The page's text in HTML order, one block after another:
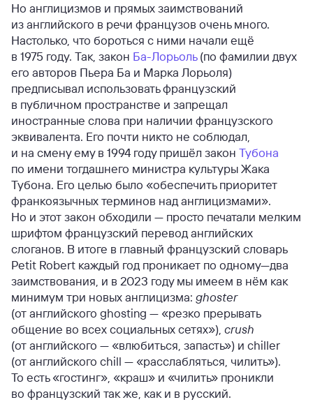
Но англицизмов и прямых заимствований
из английского в речи французов очень много.
Настолько, что бороться с ними начали ещё
в 1975 году. Так, закон Ба-Лорьоль(по фамилии двух
его авторов Пьера Ба и Марка Лорьоля)
предписывал использовать французский
в публичном пространстве и запрещал
иностранные слова при наличии французского
эквивалента. Его почти никто не соблюдал,
и на смену ему в 1994 году пришёл закон Тубона
по имени тогдашнего министра культуры Жака
Тубона. Его целью было «обеспечить приоритет
франкоязычных терминов над англицизмами».
Но и этот закон обходили — просто печатали мелким
шрифтом французский перевод английских
слоганов. В итоге в главный французский словарь
Petit Robert каждый год проникает по одному—два
заимствования, и в 2023 году мы имеем в нём как
минимум три новых англицизма: ghoster
(от английского ghosting — «резко прерывать
общение во всех социальных сетях»), crush
(от английского — «влюбиться, запасть») и chiller
(от английского chill — «расслабляться, чилить»).
То есть «гостинг», «краш» и «чилить» проникли
во французский так же, как и в русский.